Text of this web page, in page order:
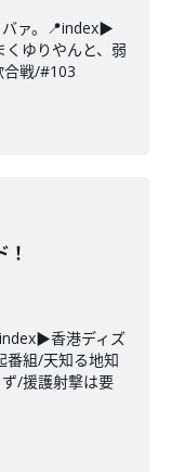
バァ。📍index▶
ゆりやんと、弱
合戦/#103
香港ディズ
番組/天知る地知
/援護射撃は要